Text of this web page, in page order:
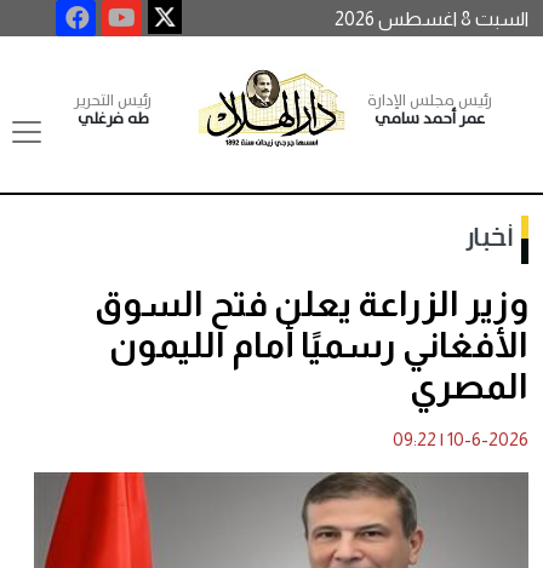
السبت 8 اغسطس 2026
رئيس مجلس الإدارة
عمر أحمد سامي
رئيس التحرير
طه فرغلي
أخبار
وزير الزراعة يعلن فتح السوق
الأفغاني رسميًا أمام الليمون
المصري
10-6-2026
|
09:22